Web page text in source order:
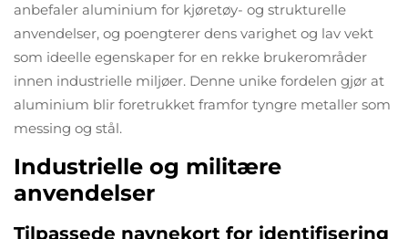
anbefaler aluminium for kjøretøy- og strukturelle
anvendelser, og poengterer dens varighet og lav vekt
som ideelle egenskaper for en rekke brukerområder
innen industrielle miljøer. Denne unike fordelen gjør at
aluminium blir foretrukket framfor tyngre metaller som
messing og stål.
Industrielle og militære
anvendelser
Tilpassede navnekort for identifisering